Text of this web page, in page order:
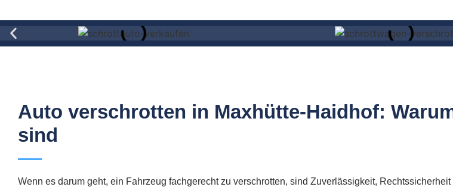
Auto verschrotten in Maxhütte-Haidhof:
sind
Wenn es darum geht, ein Fahrzeug fachgerecht zu verschrotten, sind Zuverlässigkeit,